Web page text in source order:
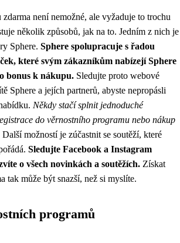
zdarma není nemožné, ale vyžaduje to trochu
několik způsobů, jak na to. Jedním z nich je
Sphere. Sphere spolupracuje s řadou
které svým zákazníkům nabízejí Sphere
bonus k nákupu. Sledujte proto webové
Sphere a jejích partnerů, abyste nepropásli
Někdy stačí splnit jednoduché
do věrnostního programu nebo nákup
Další možností je zúčastnit se soutěží, které
Sledujte Facebook a Instagram
o všech novinkách a soutěžích. Získat
tak může být snazší, než si myslíte.
programů